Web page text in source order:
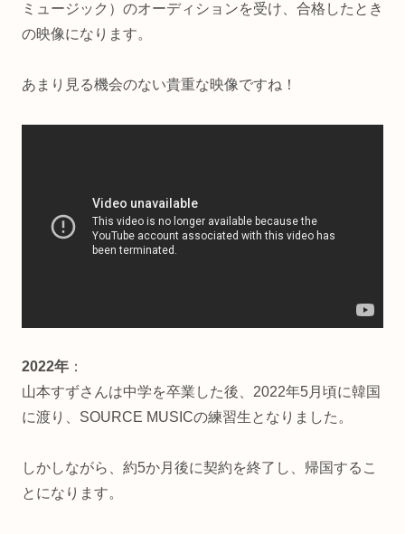
ミュージック）のオーディションを受け、合格したとき
の映像になります。
あまり見る機会のない貴重な映像ですね！
2022年 ：
山本すずさんは中学を卒業した後、2022年5月頃に韓国
に渡り、SOURCE MUSICの練習生となりました。
しかしながら、約5か月後に契約を終了し、帰国するこ
とになります。